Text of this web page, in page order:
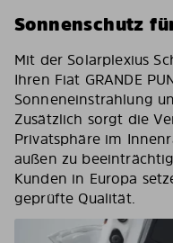
Sonnenschutz
Mit der Solarplexius
Ihren Fiat GRANDE
Sonneneinstrahlung
Zusätzlich sorgt die
Privatsphäre im
außen zu
Kunden in Europa
geprüfte Qualität.